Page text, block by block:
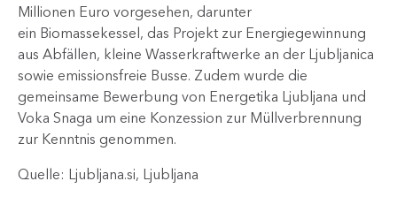
Millionen Euro vorgesehen, darunter
ein Biomassekessel, das Projekt zur Energiegewinnung
aus Abfällen, kleine Wasserkraftwerke an der Ljubljanica
sowie emissionsfreie Busse. Zudem wurde die
gemeinsame Bewerbung von Energetika Ljubljana und
Voka Snaga um eine Konzession zur Müllverbrennung
zur Kenntnis genommen.​
Quelle: Ljubljana.si, Ljubljana